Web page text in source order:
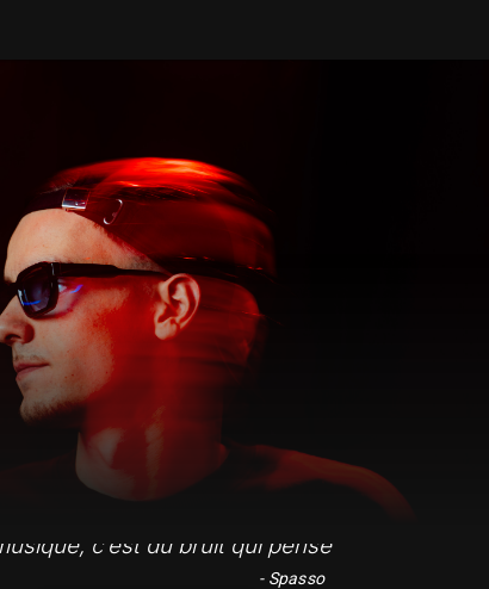
c’est du bruit qui pense"
- Spasso